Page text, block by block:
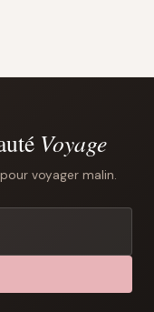
Voyage
voyager malin.